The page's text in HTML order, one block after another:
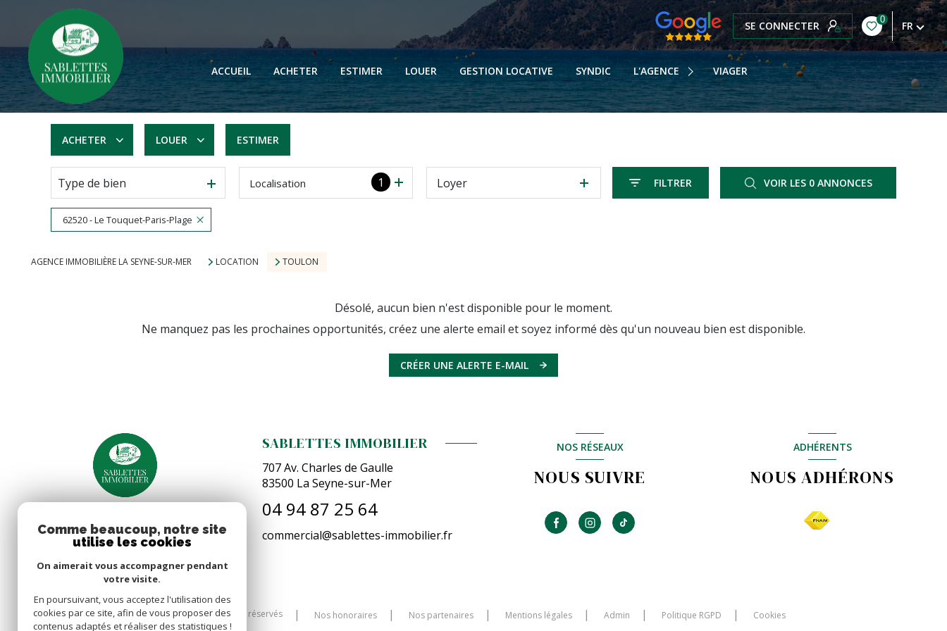
SE CONNECTER 0 FR
ACCUEIL ACHETER ESTIMER LOUER GESTION LOCATIVE SYNDIC L'AGENCE
NOTRE HISTOIRE
NOTRE ÉQUIPE
NOS HONORAIRES
VIAGER
ACHETER
De l'ancien
LOUER
à l'année
ESTIMER
Type de bien 1
Localisation Loyer FILTRER VOIR LES 0 ANNONCES
62520 - Le Touquet-Paris-Plage
AGENCE IMMOBILIÈRE LA SEYNE-SUR-MER LOCATION TOULON
Désolé, aucun bien n'est disponible pour le moment.
Ne manquez pas les prochaines opportunités, créez une alerte email et soyez informé dès qu'un nouveau bien est disponible.
CRÉER UNE ALERTE E-MAIL
SABLETTES IMMOBILIER
707 Av. Charles de Gaulle
83500 La Seyne-sur-Mer
04 94 87 25 64
commercial@sablettes-immobilier.fr
NOS RÉSEAUX
NOUS SUIVRE
ADHÉRENTS
NOUS ADHÉRONS
© 2026 | Tous droits réservés Nos honoraires Nos partenaires Mentions légales Admin Politique RGPD Cookies
Comme beaucoup, notre site
utilise les cookies
On aimerait vous accompagner pendant
votre visite.
En poursuivant, vous acceptez l'utilisation des
cookies par ce site, afin de vous proposer des
contenus adaptés et réaliser des statistiques !